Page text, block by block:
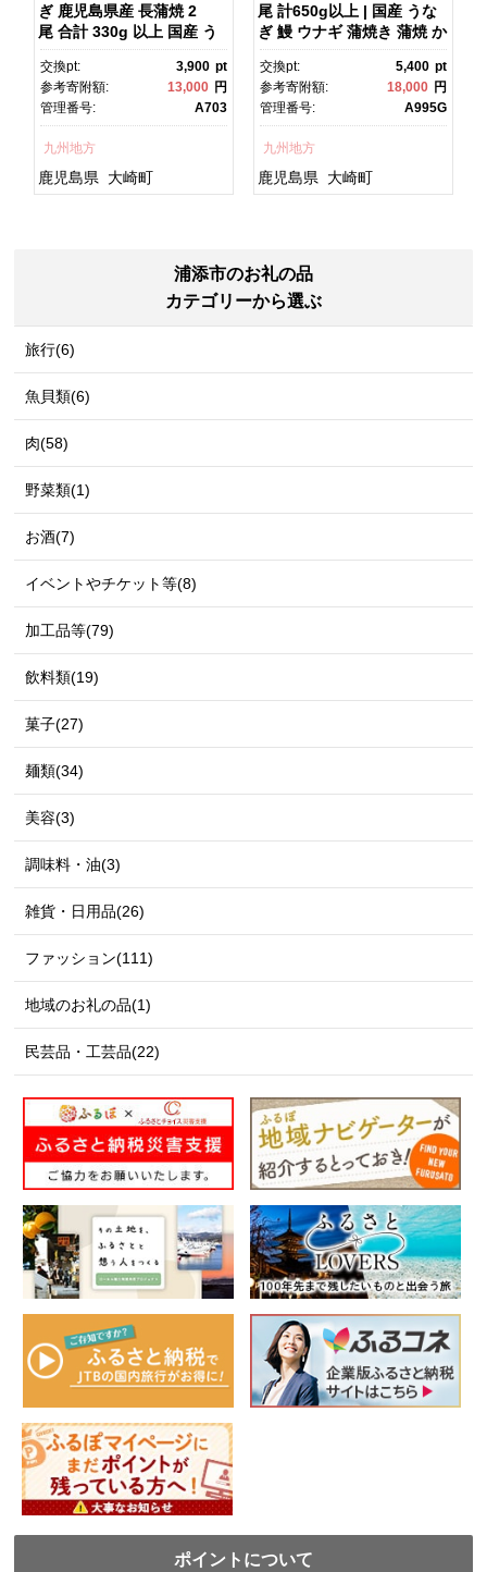
ぎ 鹿児島県産 長蒲焼 2
尾 合計 330g 以上 国産 う
なぎ 鰻 ウナギ 蒲焼き 蒲
焼 かばやき 魚 魚介 魚貝 海
鮮 うな重 ひつまぶし 蒲
焼 訳あり ギフト 人気 おす
半島 A703
交換pt: 3,900 pt
参考寄附額:
13,000 円
管理番号:
A703
九州地方
鹿児島県 大崎町
尾 計650g以上 | 国産 うな
ぎ 鰻 ウナギ 蒲焼き 蒲焼 か
ばやき unagi うなぎ蒲
焼 土用丑の日 土用の丑の
日 丑の日 魚 魚介 魚貝 海
鮮 うな重 蒲焼 訳あり ギフ
県 大崎町 大隅半
島 A995G 【会員限定のお
礼の品】【うなぎ蒲焼 国
交換pt: 5,400 pt
参考寄附額:
18,000 円
管理番号:
A995G
九州地方
鹿児島県 大崎町
浦添市のお礼の品
カテゴリーから選ぶ
旅行(6)
魚貝類(6)
肉(58)
野菜類(1)
お酒(7)
イベントやチケット等(8)
加工品等(79)
飲料類(19)
菓子(27)
麺類(34)
美容(3)
調味料・油(3)
雑貨・日用品(26)
ファッション(111)
地域のお礼の品(1)
民芸品・工芸品(22)
ポイントについて